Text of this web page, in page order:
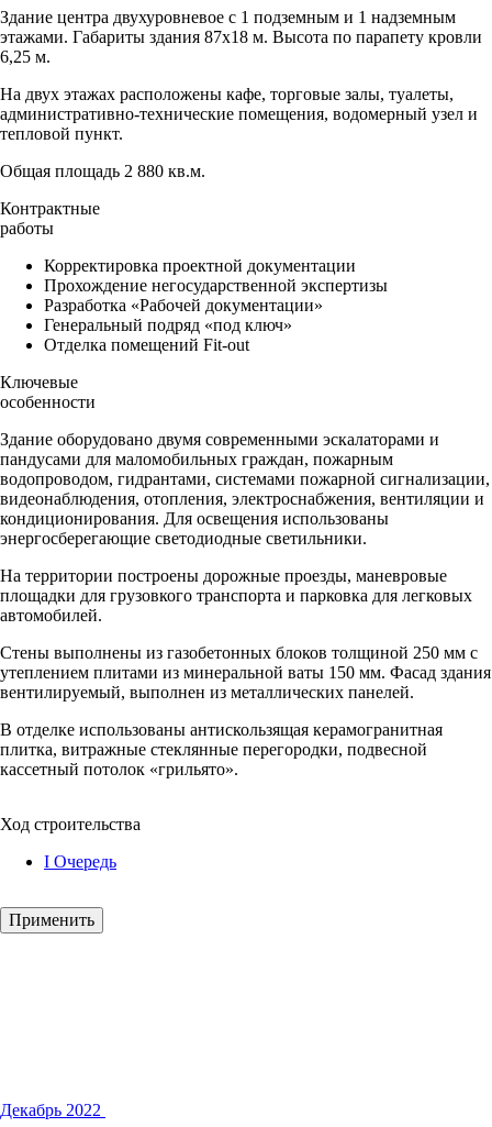
Здание центра двухуровневое с 1 подземным и 1 надземным
этажами. Габариты здания 87х18 м. Высота по парапету кровли
6,25 м.
На двух этажах расположены кафе, торговые залы, туалеты,
административно-технические помещения, водомерный узел и
тепловой пункт.
Общая площадь 2 880 кв.м.
Контрактные
работы
Корректировка проектной документации
Прохождение негосударственной экспертизы
Разработка «Рабочей документации»
Генеральный подряд «под ключ»
Отделка помещений Fit-out
Ключевые
особенности
Здание оборудовано двумя современными эскалаторами и
пандусами для маломобильных граждан, пожарным
водопроводом, гидрантами, системами пожарной сигнализации,
видеонаблюдения, отопления, электроснабжения, вентиляции и
кондиционирования. Для освещения использованы
энергосберегающие светодиодные светильники.
На территории построены дорожные проезды, маневровые
площадки для грузовкого транспорта и парковка для легковых
автомобилей.
Стены выполнены из газобетонных блоков толщиной 250 мм с
утеплением плитами из минеральной ваты 150 мм. Фасад здания
вентилируемый, выполнен из металлических панелей.
В отделке использованы антискользящая керамогранитная
плитка, витражные стеклянные перегородки, подвесной
кассетный потолок «грильято».
Ход строительства
I Очередь
Декабрь 2022